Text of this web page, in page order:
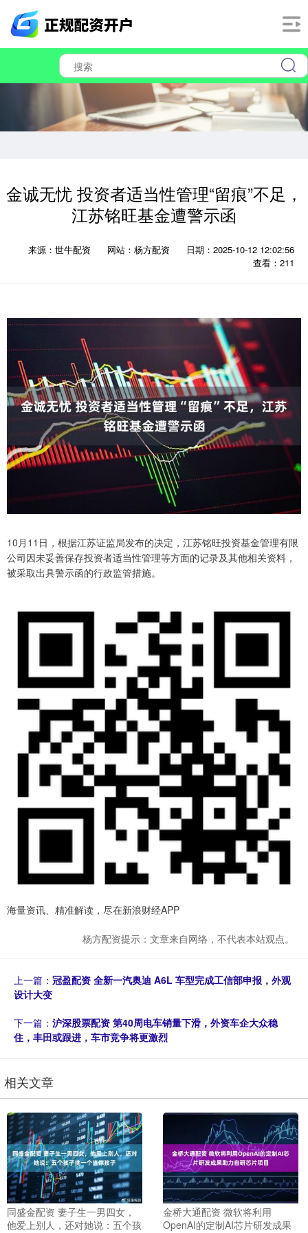
金诚无忧 投资者适当性管理“留痕”不足，
江苏铭旺基金遭警示函
来源：世牛配资 网站：杨方配资
日期：2025-10-12 12:02:56
查看：211
10月11日，根据江苏证监局发布的决定，江苏铭旺投资基金管理有限
公司因未妥善保存投资者适当性管理等方面的记录及其他相关资料，
被采取出具警示函的行政监管措施。
海量资讯、精准解读，尽在新浪财经APP
杨方配资提示：文章来自网络，不代表本站观点。
上一篇： 冠盈配资 全新一汽奥迪 A6L 车型完成工信部申报，外观
设计大变
下一篇： 沪深股票配资 第40周电车销量下滑，外资车企大众稳
住，丰田或跟进，车市竞争将更激烈
相关文章
同盛金配资 妻子生一男四女，
他爱上别人，还对她说：五个孩
金桥大通配资 微软将利用
OpenAI的定制AI芯片研发成果